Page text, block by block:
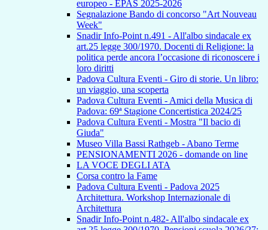
europeo - EPAS 2025-2026
Segnalazione Bando di concorso "Art Nouveau
Week"
Snadir Info-Point n.491 - All'albo sindacale ex
art.25 legge 300/1970. Docenti di Religione: la
politica perde ancora l’occasione di riconoscere i
loro diritti
Padova Cultura Eventi - Giro di storie. Un libro:
un viaggio, una scoperta
Padova Cultura Eventi - Amici della Musica di
Padova: 69ª Stagione Concertistica 2024/25
Padova Cultura Eventi - Mostra "Il bacio di
Giuda"
Museo Villa Bassi Rathgeb - Abano Terme
PENSIONAMENTI 2026 - domande on line
LA VOCE DEGLI ATA
Corsa contro la Fame
Padova Cultura Eventi - Padova 2025
Architettura. Workshop Internazionale di
Architettura
Snadir Info-Point n.482- All'albo sindacale ex